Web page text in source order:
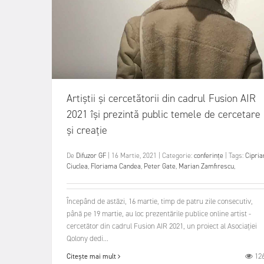
Artiștii și cercetătorii din cadrul Fusion AIR
2021 își prezintă public temele de cercetare
și creație
De Difuzor GF 16 Martie, 2021 Categorie:conferințe Tags:
Ciuclea, Floriama Candea, Peter Gate, Marian Zamfirescu,
Începând de astăzi, 16 martie, timp de patru zile consecutiv,
până pe 19 martie, au loc prezentările publice online artist -
cercetător din cadrul Fusion AIR 2021, un proiect al Asociației
Qolony dedi...
Citește mai mult